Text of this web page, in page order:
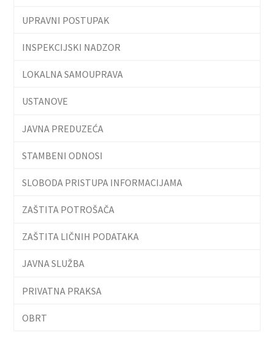
UPRAVNI POSTUPAK
INSPEKCIJSKI NADZOR
LOKALNA SAMOUPRAVA
USTANOVE
JAVNA PREDUZEĆA
STAMBENI ODNOSI
SLOBODA PRISTUPA INFORMACIJAMA
ZAŠTITA POTROŠAČA
ZAŠTITA LIČNIH PODATAKA
JAVNA SLUŽBA
PRIVATNA PRAKSA
OBRT